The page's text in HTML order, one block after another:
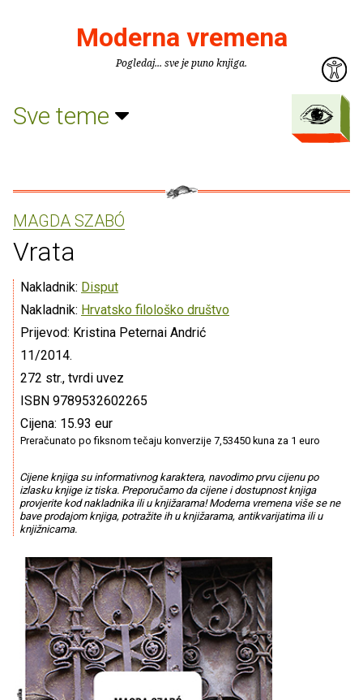
Moderna vremena
Pogledaj... sve je puno knjiga.
Sve teme
MAGDA SZABÓ
Vrata
Nakladnik: Disput
Nakladnik: Hrvatsko filološko društvo
Prijevod: Kristina Peternai Andrić
11/2014.
272 str., tvrdi uvez
ISBN 9789532602265
Cijena: 15.93 eur
Preračunato po fiksnom tečaju konverzije 7,53450 kuna za 1 euro
Cijene knjiga su informativnog karaktera, navodimo prvu cijenu po
izlasku knjige iz tiska. Preporučamo da cijene i dostupnost knjiga
provjerite kod nakladnika ili u knjižarama! Moderna vremena više se ne
bave prodajom knjiga, potražite ih u knjižarama, antikvarijatima ili u
knjižnicama.